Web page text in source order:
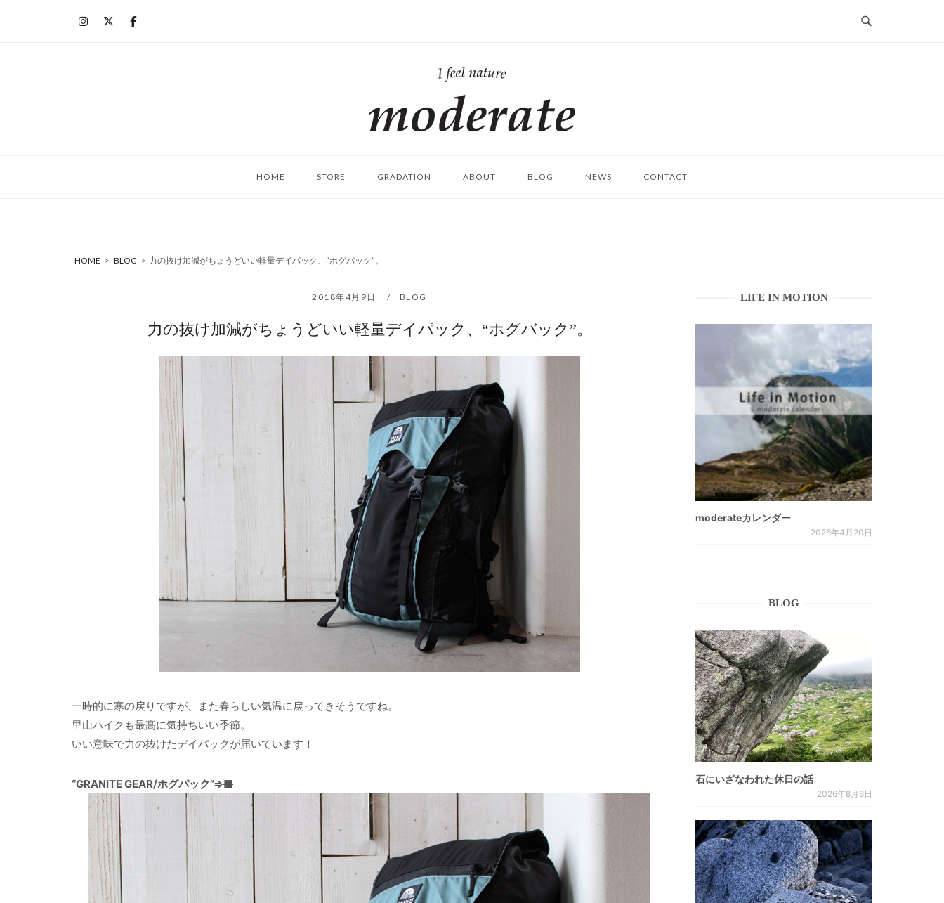
ム
HOME STORE GRADATION ABOUT BLOG NEWS CONTACT
HOME > BLOG > 力の抜け加減がちょうどいい軽量デイパック、“ホグバック”。
2018年4月9日 BLOG
力の抜け加減がちょうどいい軽量デイパック、“ホグバック”。
一時的に寒の戻りですが、また春らしい気温に戻ってきそうですね。
里山ハイクも最高に気持ちいい季節。
いい意味で力の抜けたデイパックが届いています！
“GRANITE GEAR/ホグパック”⇒■
LIFE IN MOTION
moderateカレンダー
2026年4月20日
BLOG
石にいざなわれた休日の話
2026年8月6日